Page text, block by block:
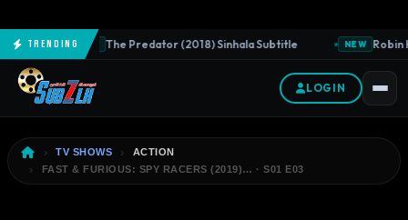
TrendingNEW The Predator (2018) Sinhala Subtitle NEW Robin
LOGIN
TV SHOWS
ACTION
FAST & FURIOUS: SPY RACERS (2019)… · S01 E03